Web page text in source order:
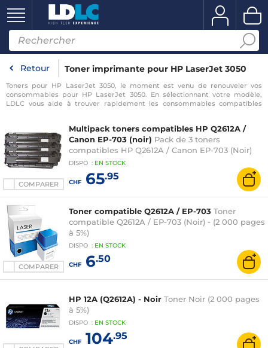
Retour Toner imprimante pour HP LaserJet 3050
Toners pour HP LaserJet 3050, le moment est venu de renouveler vos
consommables pour HP LaserJet 3050. En sélectionnant votre modèle,
LDLC vous aide à trouver rapidement les consommables compatibles
COMPARER
Multipack toners compatibles HP Q2612A /
Canon EP-703 (noir) Pack de 3 toners
compatibles HP Q2612A / Canon EP-703 (Noir)
DISPO : EN STOCK
CHF65.95
COMPARER
Toner compatible Q2612A / EP-703 Toner
compatible Q2612A / EP-703 (Noir) - (2 000 pages
à 5%)
DISPO : EN STOCK
CHF6.50
HP 12A (Q2612A) - Noir Toner Noir (2 000 pages
à 5%)
DISPO : EN STOCK
CHF104.95